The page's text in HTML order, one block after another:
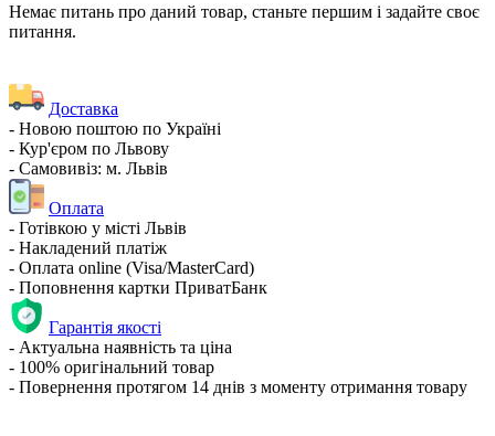
Немає питань про даний товар, станьте першим і задайте своє
питання.
Доставка
- Новою поштою по Україні
- Кур'єром по Львову
- Самовивіз: м. Львів
Оплата
- Готівкою у місті Львів
- Накладений платіж
- Оплата online (Visa/MasterCard)
- Поповнення картки ПриватБанк
Гарантія якості
- Актуальна наявність та ціна
- 100% оригінальний товар
- Повернення протягом 14 днів з моменту отримання товару